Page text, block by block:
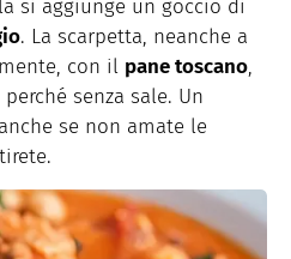
si aggiunge un goccio di
. La scarpetta, neanche a
con il pane toscano,
senza sale. Un
se non amate le